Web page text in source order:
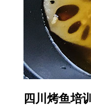
四川烤鱼培